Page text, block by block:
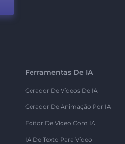
Ferramentas De IA
Gerador De Vídeos De IA
Gerador De Animação Por IA
Editor De Vídeo Com IA
IA De Texto Para Vídeo